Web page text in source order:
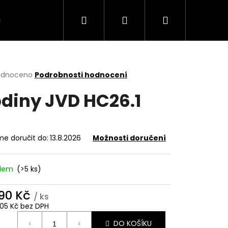
Hledat PřihlášeníNákupní
Podrobnosti hodnocení
JVD HC26.1
doručit do: 13.8.2026 Možnosti doručení
(>5 ks)
Kč / ks
Kč bez DPH
DO KOŠÍKU